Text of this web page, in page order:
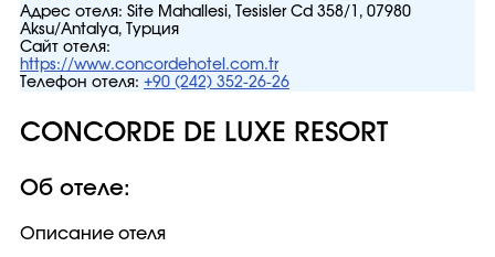
Адрес отеля: Site Mahallesi, Tesisler Cd 358/1, 07980
Aksu/Antalya, Турция
Сайт отеля:
https://www.concordehotel.com.tr
Телефон отеля: +90 (242) 352-26-26
CONCORDE DE LUXE RESORT
Об отеле:
Описание отеля